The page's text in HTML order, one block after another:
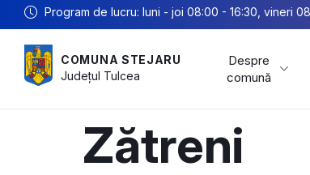
Program de lucru: luni - joi 08:00 - 16:30, vineri
COMUNA STEJARU
Județul Tulcea
Despre
comună
Zătreni